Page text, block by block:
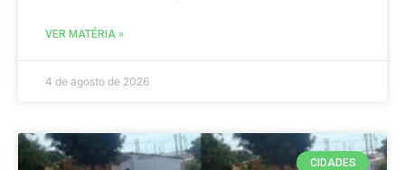
VER MATÉRIA »
4 de agosto de 2026
CIDADES